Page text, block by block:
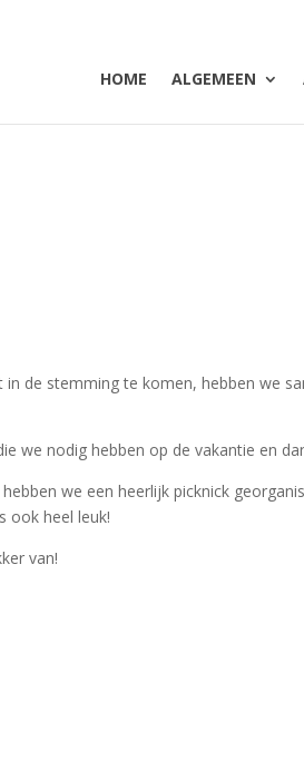
HOME ALGEMEEN
de stemming te komen, hebben we
we nodig hebben op de vakantie en
we een heerlijk picknick
ook heel leuk!
van!